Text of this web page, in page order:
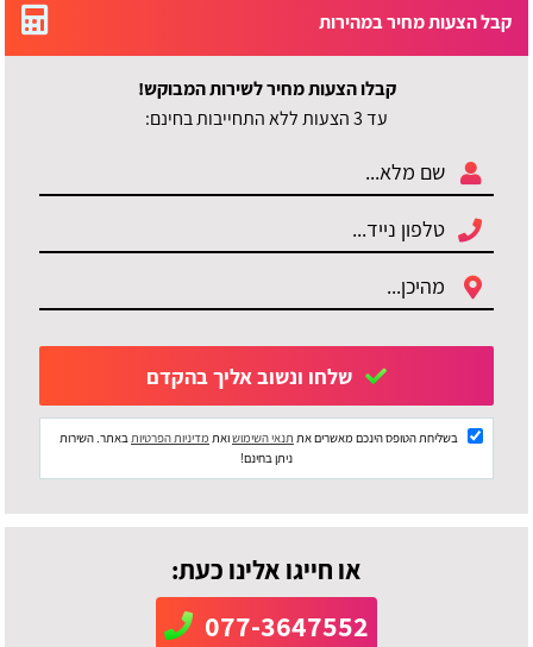
קבל הצעות מחיר במהירות
קבלו הצעות מחיר לשירות המבוקש!
עד 3 הצעות ללא התחייבות בחינם:
בשליחת הטופס הינכם מאשרים את תנאי השימושואת מדיניות הפרטיותבאתר. השירות
ניתן בחינם!
או חייגו אלינו כעת:
077-3647552